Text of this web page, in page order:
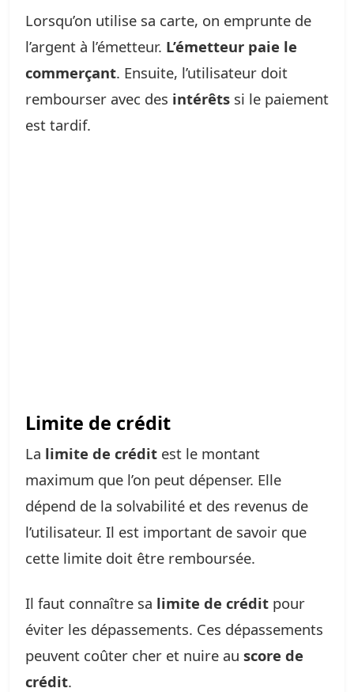
Lorsqu’on utilise sa carte, on emprunte de
l’argent à l’émetteur. L’émetteur paie le
commerçant. Ensuite, l’utilisateur doit
rembourser avec des intérêts si le paiement
est tardif.
Limite de crédit
La limite de crédit est le montant
maximum que l’on peut dépenser. Elle
dépend de la solvabilité et des revenus de
l’utilisateur. Il est important de savoir que
cette limite doit être remboursée.
Il faut connaître sa limite de crédit pour
éviter les dépassements. Ces dépassements
peuvent coûter cher et nuire au score de
crédit.